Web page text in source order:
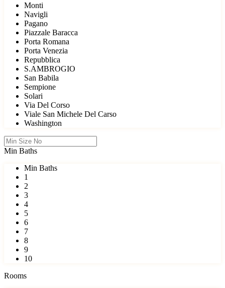
Monti
Navigli
Pagano
Piazzale Baracca
Porta Romana
Porta Venezia
Repubblica
S.AMBROGIO
San Babila
Sempione
Solari
Via Del Corso
Viale San Michele Del Carso
Washington
Min Baths
Min Baths
1
2
3
4
5
6
7
8
9
10
Rooms